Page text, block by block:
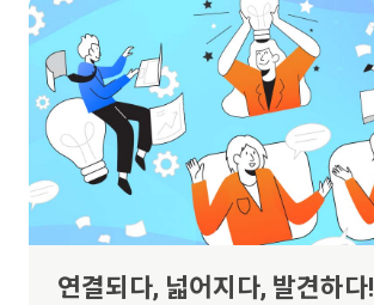
연결되다, 넓어지다, 발견하다!